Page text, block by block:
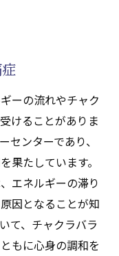
ーの流れやチャク
けることがありま
センターであり、
果たしています。
エネルギーの滞り
因となることが知
て、チャクラバラ
もに心身の調和を